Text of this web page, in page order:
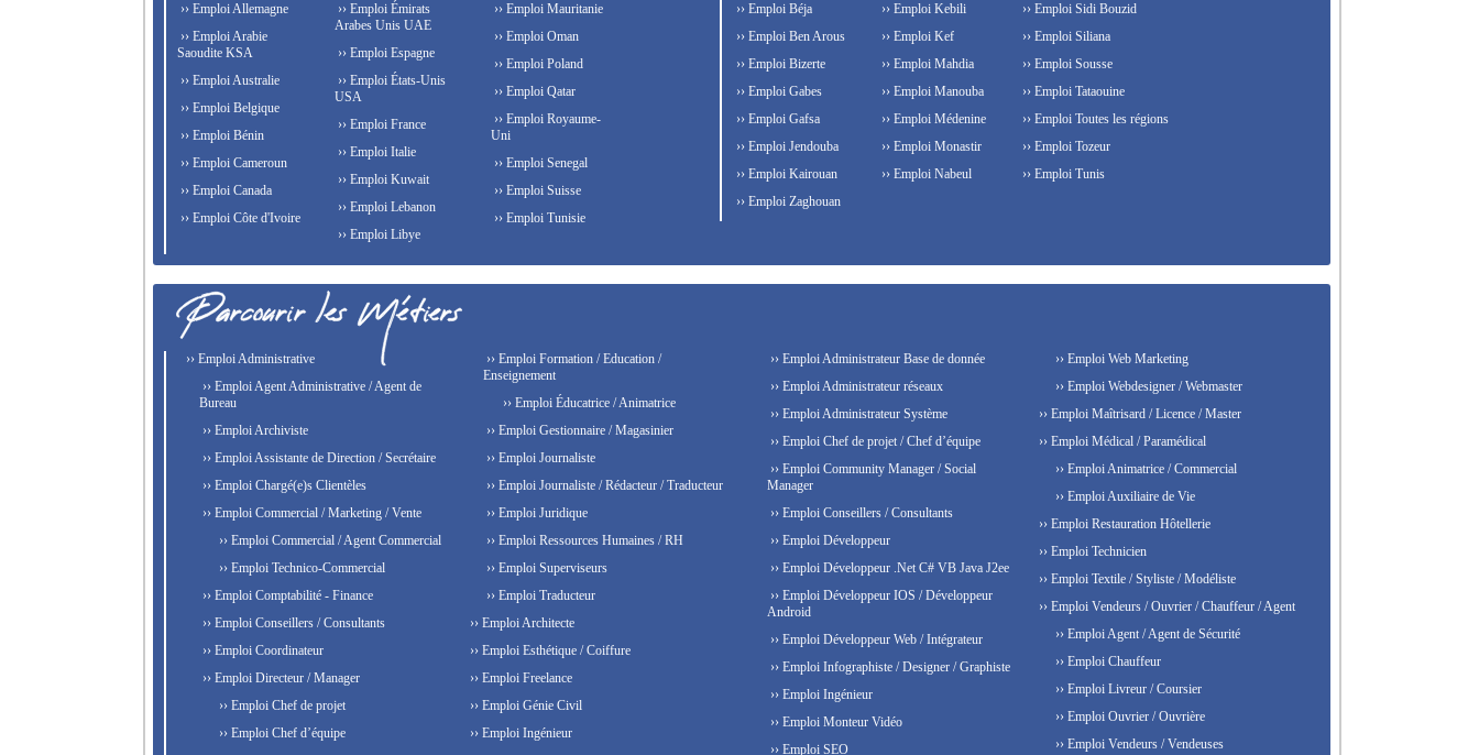
›› Emploi Allemagne
›› Emploi Arabie
Saoudite KSA
›› Emploi Australie
›› Emploi Belgique
›› Emploi Bénin
›› Emploi Cameroun
›› Emploi Canada
›› Emploi Côte d'Ivoire
›› Emploi Émirats
Arabes Unis UAE
›› Emploi Espagne
›› Emploi États-Unis
USA
›› Emploi France
›› Emploi Italie
›› Emploi Kuwait
›› Emploi Lebanon
›› Emploi Libye
›› Emploi Mauritanie
›› Emploi Oman
›› Emploi Poland
›› Emploi Qatar
›› Emploi Royaume-
Uni
›› Emploi Senegal
›› Emploi Suisse
›› Emploi Tunisie
›› Emploi Béja
›› Emploi Ben Arous
›› Emploi Bizerte
›› Emploi Gabes
›› Emploi Gafsa
›› Emploi Jendouba
›› Emploi Kairouan
›› Emploi Kebili
›› Emploi Kef
›› Emploi Mahdia
›› Emploi Manouba
›› Emploi Médenine
›› Emploi Monastir
›› Emploi Nabeul
›› Emploi Sidi Bouzid
›› Emploi Siliana
›› Emploi Sousse
›› Emploi Tataouine
›› Emploi Toutes les régions
›› Emploi Tozeur
›› Emploi Tunis
›› Emploi Zaghouan
›› Emploi Administrative
›› Emploi Agent Administrative / Agent de
Bureau
›› Emploi Archiviste
›› Emploi Assistante de Direction / Secrétaire
›› Emploi Chargé(e)s Clientèles
›› Emploi Commercial / Marketing / Vente
›› Emploi Commercial / Agent Commercial
›› Emploi Technico-Commercial
›› Emploi Comptabilité - Finance
›› Emploi Conseillers / Consultants
›› Emploi Coordinateur
›› Emploi Directeur / Manager
›› Emploi Chef de projet
›› Emploi Chef d’équipe
›› Emploi Formation / Education /
Enseignement
›› Emploi Éducatrice / Animatrice
›› Emploi Gestionnaire / Magasinier
›› Emploi Journaliste
›› Emploi Journaliste / Rédacteur / Traducteur
›› Emploi Juridique
›› Emploi Ressources Humaines / RH
›› Emploi Superviseurs
›› Emploi Traducteur
›› Emploi Architecte
›› Emploi Esthétique / Coiffure
›› Emploi Freelance
›› Emploi Génie Civil
›› Emploi Ingénieur
›› Emploi Administrateur Base de donnée
›› Emploi Administrateur réseaux
›› Emploi Administrateur Système
›› Emploi Chef de projet / Chef d’équipe
›› Emploi Community Manager / Social
Manager
›› Emploi Conseillers / Consultants
›› Emploi Développeur
›› Emploi Développeur .Net C# VB Java J2ee
›› Emploi Développeur IOS / Développeur
Android
›› Emploi Développeur Web / Intégrateur
›› Emploi Infographiste / Designer / Graphiste
›› Emploi Ingénieur
›› Emploi Monteur Vidéo
›› Emploi SEO
›› Emploi Web Marketing
›› Emploi Webdesigner / Webmaster
›› Emploi Maîtrisard / Licence / Master
›› Emploi Médical / Paramédical
›› Emploi Animatrice / Commercial
›› Emploi Auxiliaire de Vie
›› Emploi Restauration Hôtellerie
›› Emploi Technicien
›› Emploi Textile / Styliste / Modéliste
›› Emploi Vendeurs / Ouvrier / Chauffeur / Agent
›› Emploi Agent / Agent de Sécurité
›› Emploi Chauffeur
›› Emploi Livreur / Coursier
›› Emploi Ouvrier / Ouvrière
›› Emploi Vendeurs / Vendeuses